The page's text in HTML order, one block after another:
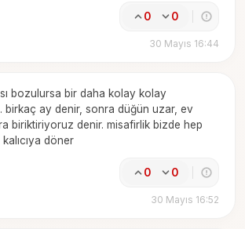
0 0
30 Mayıs 16:44
bozulursa bir daha kolay kolay
birkaç ay denir, sonra düğün uzar, ev
biriktiriyoruz denir. misafirlik bizde hep
döner
0 0
30 Mayıs 16:52